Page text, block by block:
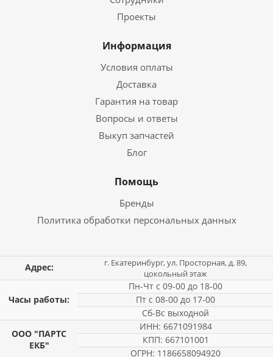
Проекты
Информация
Условия оплаты
Доставка
Гарантия на товар
Вопросы и ответы
Выкуп запчастей
Блог
Помощь
Бренды
Политика обработки персональных данных
Адрес:
г. Екатеринбург, ул. Просторная, д. 89,
цокольный этаж
Часы работы:
Пн-Чт с 09-00 до 18-00
Пт с 08-00 до 17-00
Сб-Вс выходной
ООО "ПАРТС
ЕКБ"
ИНН: 6671091984
КПП: 667101001
ОГРН: 1186658094920